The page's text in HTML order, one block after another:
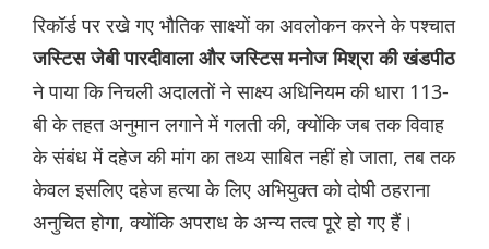
रिकॉर्ड पर रखे गए भौतिक साक्ष्यों का अवलोकन करने के पश्चात
जस्टिस जेबी पारदीवाला और जस्टिस मनोज मिश्रा की खंडपीठ
ने पाया कि निचली अदालतों ने साक्ष्य अधिनियम की धारा 113-
बी के तहत अनुमान लगाने में गलती की, क्योंकि जब तक विवाह
के संबंध में दहेज की मांग का तथ्य साबित नहीं हो जाता, तब तक
केवल इसलिए दहेज हत्या के लिए अभियुक्त को दोषी ठहराना
अनुचित होगा, क्योंकि अपराध के अन्य तत्व पूरे हो गए हैं।